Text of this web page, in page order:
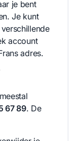
je bent
Je kunt
account
adres.
67 89. De